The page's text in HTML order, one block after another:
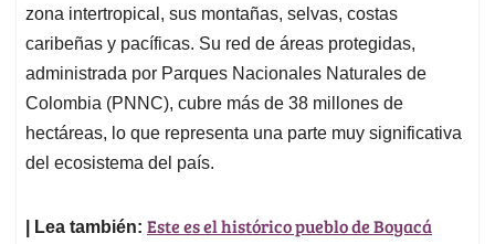
p
p
o
k
I
n
s
zona intertropical, sus montañas, selvas, costas
caribeñas y pacíficas. Su red de áreas protegidas,
administrada por Parques Nacionales Naturales de
Colombia (PNNC), cubre más de 38 millones de
hectáreas, lo que representa una parte muy significativa
del ecosistema del país.
| Lea también: Este es el histórico pueblo de Boyacá